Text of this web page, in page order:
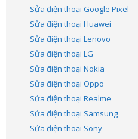
Sửa điện thoại Google Pixel
Sửa điện thoại Huawei
Sửa điện thoại Lenovo
Sửa điện thoại LG
Sửa điện thoại Nokia
Sửa điện thoại Oppo
Sửa điện thoại Realme
Sửa điện thoại Samsung
Sửa điện thoại Sony